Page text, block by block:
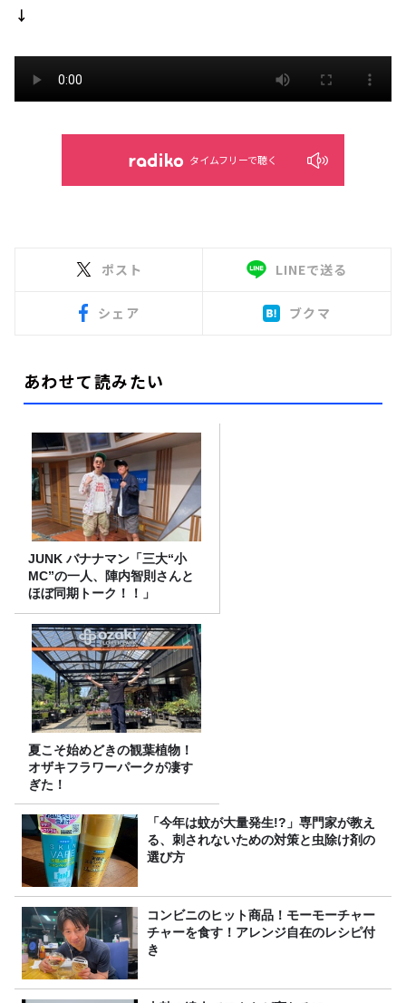
↓
タイムフリーで聴く
ポスト LINEで送る
シェア ブクマ
あわせて読みたい
JUNK バナナマン「三大“小
MC”の一人、陣内智則さんと
ほぼ同期トーク！！」
夏こそ始めどきの観葉植物！
オザキフラワーパークが凄す
ぎた！
「今年は蚊が大量発生!?」専門家が教え
る、刺されないための対策と虫除け剤の
選び方
コンビニのヒット商品！モーモーチャー
チャーを食す！アレンジ自在のレシピ付
き